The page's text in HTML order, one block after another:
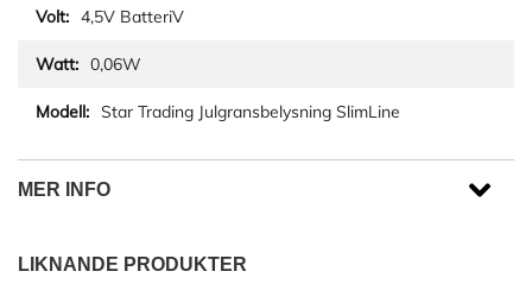
4,5V BatteriV
0,06W
Star Trading Julgransbelysning SlimLine
MER INFO
LIKNANDE PRODUKTER